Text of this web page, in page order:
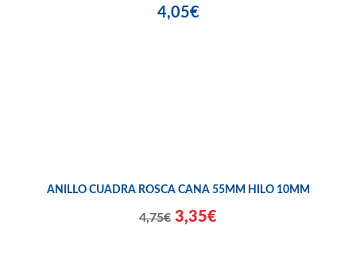
4,05€
ANILLO CUADRA ROSCA CANA 55MM HILO 10MM
4,75€ 3,35€